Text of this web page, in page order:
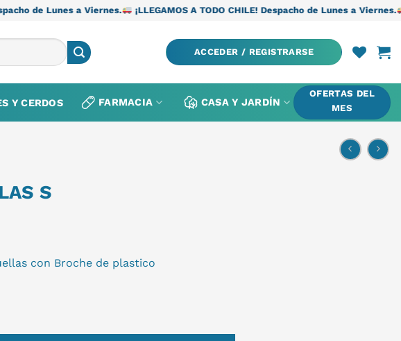
a Viernes. ¡LLEGAMOS A TODO CHILE! Despacho de Lunes a Viernes.
ACCEDER / REGISTRARSE
Y CERDOS FARMACIA CASA Y JARDÍN
OFERTAS DEL
MES
S
con Broche de plastico